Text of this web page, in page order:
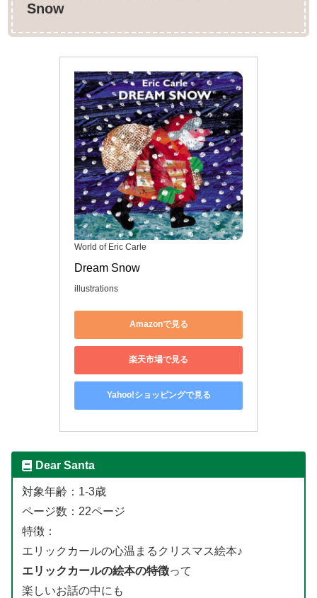
Snow
World of Eric Carle
Dream Snow
illustrations
Amazonで見る
楽天市場で見る
Yahoo!ショッピングで見る
Dear Santa
対象年齢：1-3歳
ページ数：22ページ
特徴：
エリックカールの心温まるクリスマス絵本♪
エリックカールの絵本の特徴って
楽しいお話の中にも